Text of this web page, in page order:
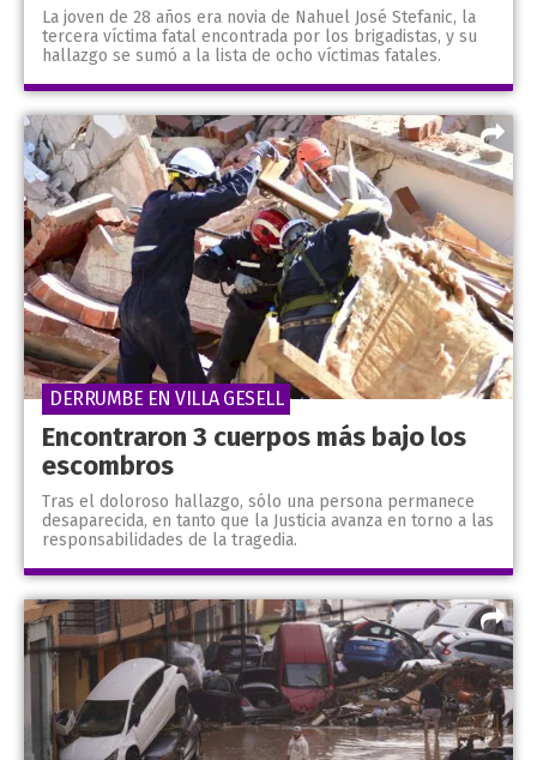
La joven de 28 años era novia de Nahuel José Stefanic, la
tercera víctima fatal encontrada por los brigadistas, y su
hallazgo se sumó a la lista de ocho víctimas fatales.
Encontraron 3 cuerpos más bajo los
escombros
Tras el doloroso hallazgo, sólo una persona permanece
desaparecida, en tanto que la Justicia avanza en torno a las
responsabilidades de la tragedia.
DERRUMBE EN VILLA GESELL